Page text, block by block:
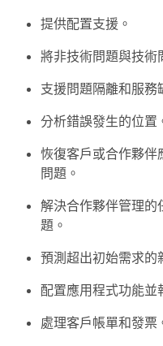
提供配置支援。
將非技術問題與技術
支援問題隔離和服務
分析錯誤發生的位置
恢復客戶或合作夥伴
問題。
解決合作夥伴管理的
題。
預測超出初始需求的
配置應用程式功能並
處理客戶帳單和發票